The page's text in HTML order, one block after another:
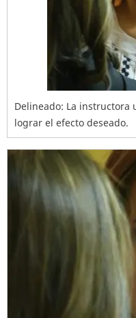
Delineado: La
lograr el efecto deseado.